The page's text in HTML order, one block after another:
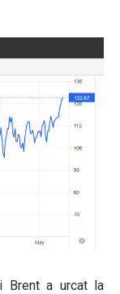
Brent a urcat la